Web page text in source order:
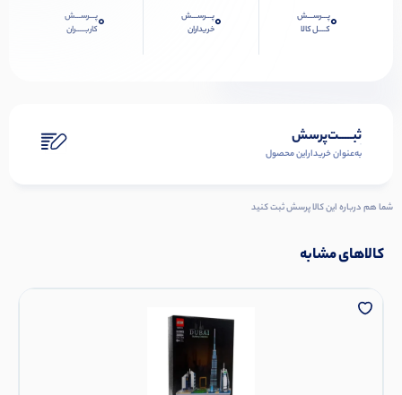
0پـــرســـش
کــــل کالا
0پـــرســـش
خریداران
0پـــرســـش
کاربـــــران
ثبـــــت‌پرسش
به‌عنوان ‌خریدار‌این‌ محصول
شما هم درباره این کالا پرسش ثبت کنید
کالاهای مشابه